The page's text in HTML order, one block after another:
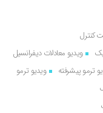
کنترل
ویدیو معادلات دیفرانسیل
ترمو پیشرفته
ویدیو ترمو